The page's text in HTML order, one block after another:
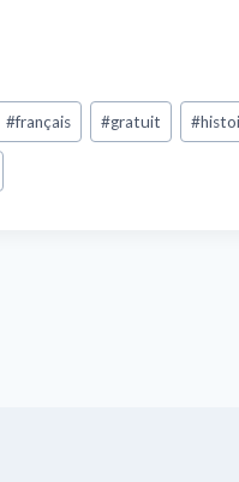
#français #gratuit #